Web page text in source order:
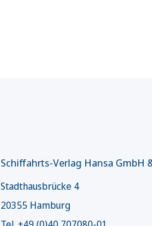
Schiffahrts-Verlag Hansa GmbH
Stadthausbrücke 4
20355 Hamburg